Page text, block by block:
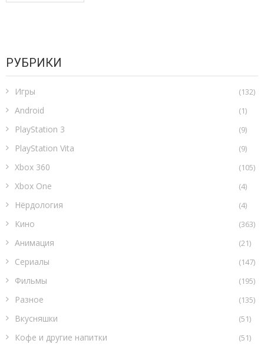
РУБРИКИ
Игры (132)
Android (1)
PlayStation 3 (9)
PlayStation Vita (9)
Xbox 360 (105)
Xbox One (4)
Нёрдология (4)
Кино (363)
Анимация (21)
Сериалы (147)
Фильмы (195)
Разное (135)
Вкусняшки (51)
Кофе и другие напитки (51)